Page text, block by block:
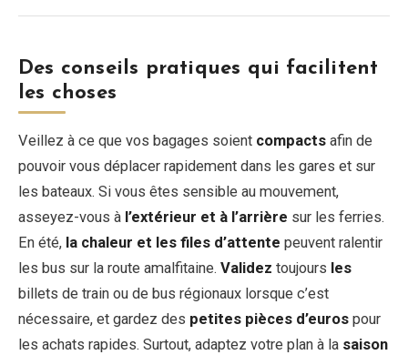
Des conseils pratiques qui facilitent
les choses
Veillez à ce que vos bagages soient compacts afin de
pouvoir vous déplacer rapidement dans les gares et sur
les bateaux. Si vous êtes sensible au mouvement,
asseyez-vous à l’extérieur et à l’arrière sur les ferries.
En été, la chaleur et les files d’attente peuvent ralentir
les bus sur la route amalfitaine. Validez toujours les
billets de train ou de bus régionaux lorsque c’est
nécessaire, et gardez des petites pièces d’euros pour
les achats rapides. Surtout, adaptez votre plan à la saison